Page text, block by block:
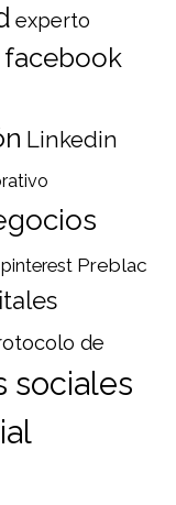
experto
facebook
Linkedin
pinterest Preblac
de
sociales